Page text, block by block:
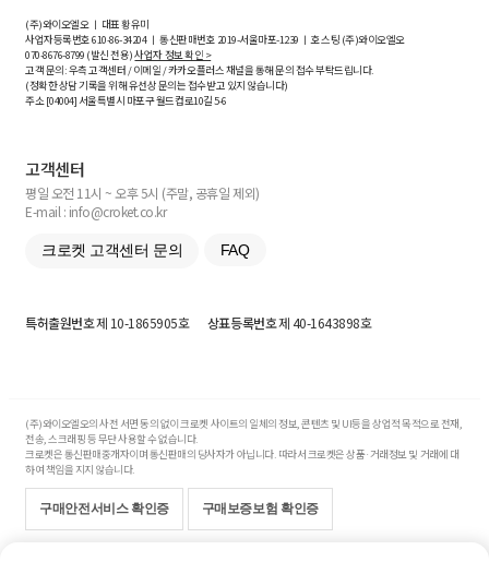
(주)와이오엘오 ㅣ 대표 황유미
사업자등록번호610-86-34204ㅣ 통신판매번호 2019-서울마포-1239 ㅣ 호스팅 (주)와이오엘오
070-8676-8799 (발신 전용)사업자 정보 확인 >
고객 문의: 우측 고객센터 / 이메일 / 카카오플러스 채널을 통해 문의 접수 부탁드립니다.
(정확한 상담 기록을 위해 유선상 문의는 접수받고 있지 않습니다)
주소 [04004] 서울특별시 마포구 월드컵로10길5-6
고객센터
평일 오전 11시 ~ 오후 5시 (주말, 공휴일 제외)
E-mail : info@croket.co.kr
크로켓 고객센터 문의 FAQ
특허출원번호제 10-1865905호 상표등록번호제 40-1643898호
(주)와이오엘오의 사전 서면 동의 없이 크로켓 사이트의 일체의 정보, 콘텐츠 및 UI등을 상업적 목적으로 전재,
전송, 스크래핑 등 무단 사용할 수 없습니다.
크로켓은 통신판매중개자이며 통신판매의 당사자가 아닙니다. 따라서 크로켓은 상품·거래정보 및 거래에 대
하여 책임을 지지 않습니다.
구매안전서비스 확인증 구매보증보험 확인증